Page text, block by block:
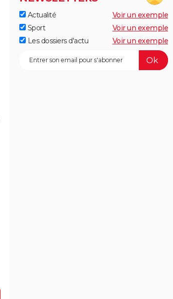
Actualité
Voir un exemple
Sport
Voir un exemple
Les dossiers d'actu
Voir un exemple